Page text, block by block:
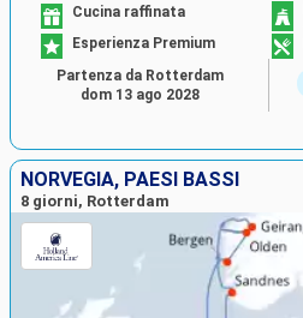
Cucina raffinata
Esperienza Premium
Partenza da Rotterdam
dom 13 ago 2028
NORVEGIA, PAESI BASSI
8 giorni, Rotterdam